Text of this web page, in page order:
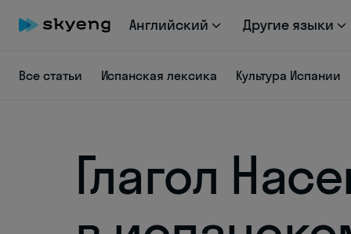
Английский Другие языки
Все статьи Испанская лексика Культура Испании
Глагол